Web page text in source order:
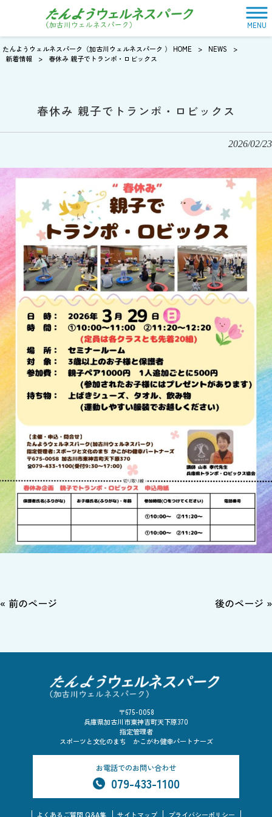
MENU
たんようウェルネスパーク（加古川ウェルネスパーク ） HOME > NEWS
>
新着情報
> 春休み 親子でトランポ・ロビックス
春休み 親子でトランポ・ロビックス
2026/02/23
« 前のページ 後のページ »
〒675-0058
兵庫県加古川市東神吉町天下原370
指定管理者
スポーツと文化のまち かこがわ健幸パートナーズ
お電話でのお問い合わせ
079-433-1100
よくあるご質問 Q&A集 サイトマップ プライバシーポリシー